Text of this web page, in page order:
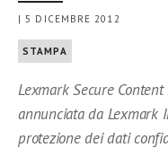
| 5 DICEMBRE 2012
STAMPA
Lexmark Secure
annunciata da Lexmark
protezione dei dati